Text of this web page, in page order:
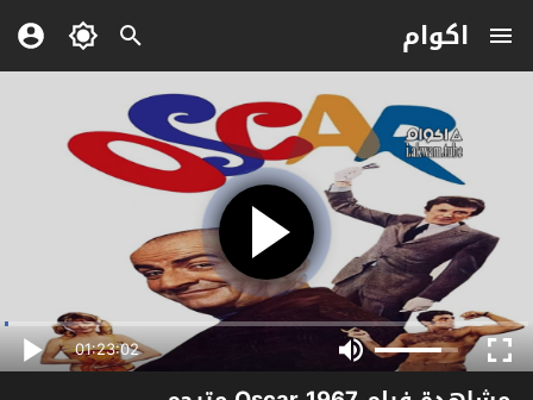
اكوام
01:23:02